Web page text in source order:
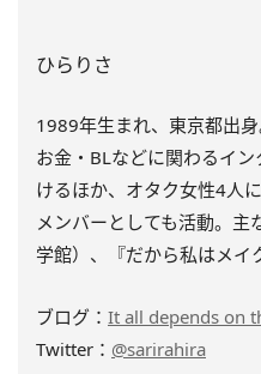
ひらりさ
1989年生まれ、東京都出
お金・BLなどに関わるイ
けるほか、オタク女性4人
メンバーとしても活動。
学館）、『だから私はメイ
ブログ： It all depends on
Twitter： @sarirahira